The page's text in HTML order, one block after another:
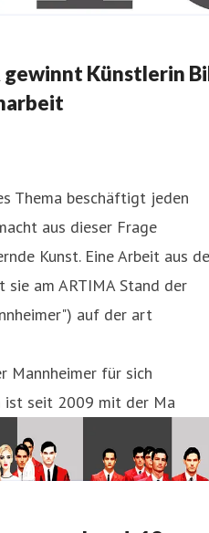
Künstlerin
Thema beschäftigt jeden
aus dieser Frage
Kunst. Eine Arbeit aus
am ARTIMA Stand der
auf der art
Mannheimer für sich
ist seit 2009 mit der Ma